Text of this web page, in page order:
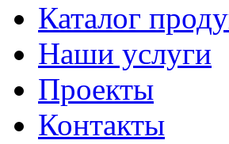
Каталог
Наши услуги
Проекты
Контакты